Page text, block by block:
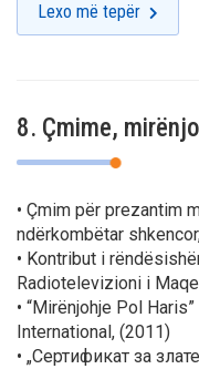
Lexo më tepër
8. Çmime,
• Çmim për prezantim
ndërkombëtar
• Kontribut i
Radiotelevizioni i
• “Mirënjohje Pol
International, (2011)
• „Сертификат за